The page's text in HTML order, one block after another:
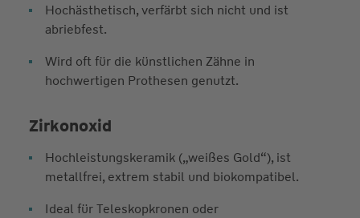
Hochästhetisch, verfärbt sich nicht und ist
abriebfest.
Wird oft für die künstlichen Zähne in
hochwertigen Prothesen genutzt.
Zirkonoxid
Hochleistungskeramik („weißes Gold“), ist
metallfrei, extrem stabil und biokompatibel.
Ideal für Teleskopkronen oder